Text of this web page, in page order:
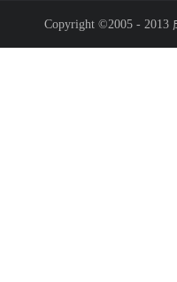
Copyright ©2005 - 2013